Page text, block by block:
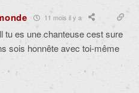
11 mois il y a
tu es une chanteuse cest sure
sois honnête avec toi-même